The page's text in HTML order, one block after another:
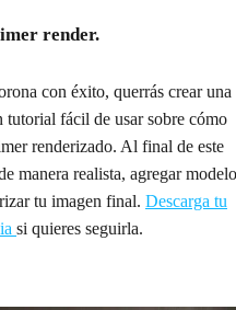
render.
con éxito, querrás crear una
fácil de usar sobre cómo
renderizado. Al final de este
manera realista, agregar
tu imagen final. Descarga tu
si quieres seguirla.